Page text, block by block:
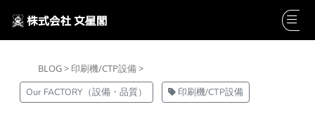
BLOG > 印刷機/CTP設備 >
Our FACTORY（設備・品質） 印刷機/CTP設備